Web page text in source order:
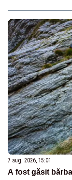
7 aug. 2026, 15:01
A fost găsit